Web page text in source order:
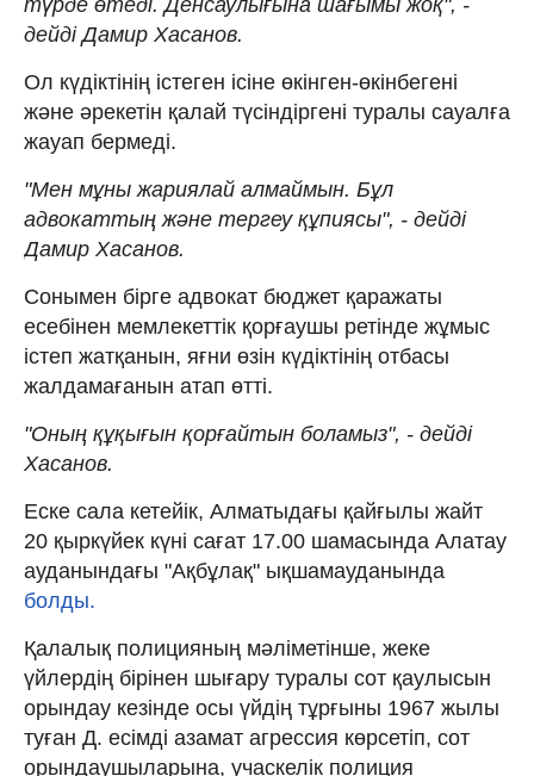
дейді Дамир Хасанов.
Ол күдіктінің істеген ісіне өкінген-өкінбегені
және әрекетін қалай түсіндіргені туралы сауалға
жауап бермеді.
"Мен мұны жариялай алмаймын. Бұл
адвокаттың және тергеу құпиясы", - дейді
Дамир Хасанов.
Сонымен бірге адвокат бюджет қаражаты
есебінен мемлекеттік қорғаушы ретінде жұмыс
істеп жатқанын, яғни өзін күдіктінің отбасы
жалдамағанын атап өтті.
"Оның құқығын қорғайтын боламыз", - дейді
Хасанов.
Еске сала кетейік, Алматыдағы қайғылы жайт
20 қыркүйек күні сағат 17.00 шамасында Алатау
ауданындағы "Ақбұлақ" ықшамауданында
болды.
Қалалық полицияның мәліметінше, жеке
үйлердің бірінен шығару туралы сот қаулысын
орындау кезінде осы үйдің тұрғыны 1967 жылы
туған Д. есімді азамат агрессия көрсетіп, сот
орындаушыларына, учаскелік полиция